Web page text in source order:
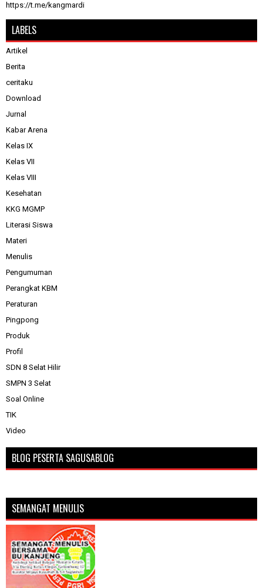
https://t.me/kangmardi
LABELS
Artikel
Berita
ceritaku
Download
Jurnal
Kabar Arena
Kelas IX
Kelas VII
Kelas VIII
Kesehatan
KKG MGMP
Literasi Siswa
Materi
Menulis
Pengumuman
Perangkat KBM
Peraturan
Pingpong
Produk
Profil
SDN 8 Selat Hilir
SMPN 3 Selat
Soal Online
TIK
Video
BLOG PESERTA SAGUSABLOG
SEMANGAT MENULIS